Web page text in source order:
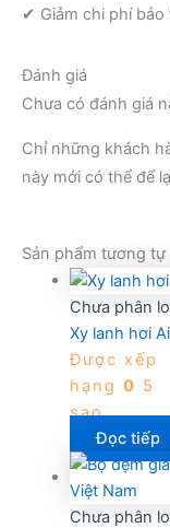
✔ Giảm chi phí bảo
Đánh giá
Chưa có đánh giá
Chỉ những khách
này mới có thể để
Sản phẩm tương tự
Chưa phân
Xy lanh hơi
Được xếp
hạng 0 5
sao
Đọc tiếp
Chưa phân